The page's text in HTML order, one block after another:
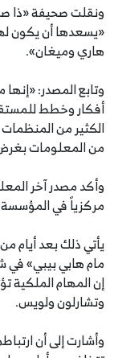
ونقلت صحيفة «ذا
«يسعدها أن يكون
هاري وميغان».
وتابع المصدر:
أفكار وخطط
الكثير من
من المعلومات
وأكد مصدر آخر
مركزياً في
يأتي ذلك بعد أيام
مام هابي بيبي» في
إن المهام الملكية
وتشارلون ولويس.
وأشارت إلى أن